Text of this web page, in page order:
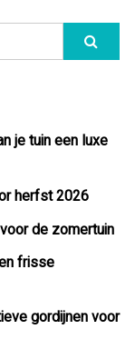
je tuin een luxe
herfst 2026
de zomertuin
frisse
gordijnen voor